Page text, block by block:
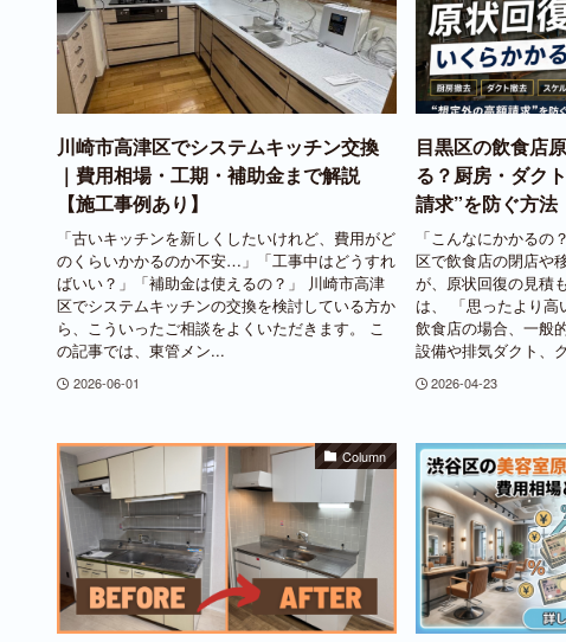
川崎市高津区でシステムキッチン交換
｜費用相場・工期・補助金まで解説
【施工事例あり】
「古いキッチンを新しくしたいけれど、費用がど
のくらいかかるのか不安…」「工事中はどうすれ
ばいい？」「補助金は使えるの？」 川崎市高津
区でシステムキッチンの交換を検討している方か
ら、こういったご相談をよくいただきます。 こ
の記事では、東管メン...
2026-06-01
目黒区の飲食店
る？厨房・ダク
請求”を防ぐ方法
「こんなにかかるの
区で飲食店の閉店や
が、原状回復の見積
は、 「思ったより高
飲食店の場合、一般
設備や排気ダクト、
2026-04-23
Column